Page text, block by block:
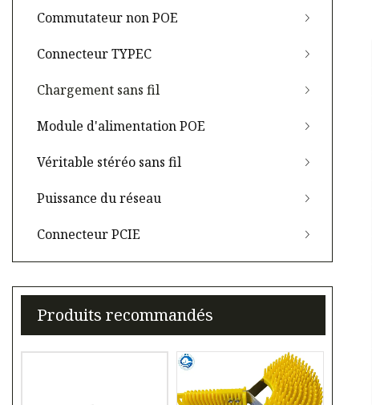
Commutateur non POE
Connecteur TYPEC
Chargement sans fil
Module d'alimentation POE
Véritable stéréo sans fil
Puissance du réseau
Connecteur PCIE
Produits recommandés